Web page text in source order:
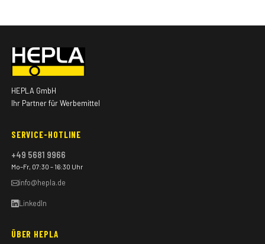
HEPLA GmbH
Ihr Partner für Werbemittel
SERVICE-HOTLINE
+49 5681 9966
Mo–Fr, 07:30 – 16:30 Uhr
info@hepla.de
LinkedIn
ÜBER HEPLA